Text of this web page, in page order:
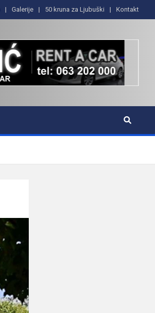
Galerije 50 kruna za Ljubuški Kontakt